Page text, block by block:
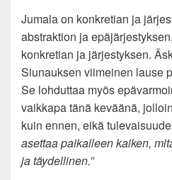
Jumala on konkretian ja
abstraktion ja
konkretian ja järjestyksen.
Siunauksen viimeinen lause
Se lohduttaa myös
vaikkapa tänä keväänä,
kuin ennen, eikä
asettaa paikalleen kaiken,
ja täydellinen.”